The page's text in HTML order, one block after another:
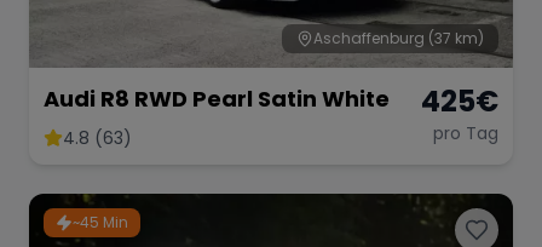
Aschaffenburg (37 km)
Audi R8 RWD Pearl Satin White
4.8 (63)
425€
pro Tag
~45 Min